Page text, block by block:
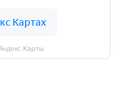
Карты